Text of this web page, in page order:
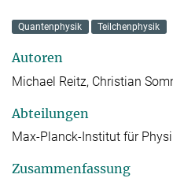
Quantenphysik Teilchenphysik
Autoren
Michael Reitz, Christian
Abteilungen
Max-Planck-Institut für
Zusammenfassung